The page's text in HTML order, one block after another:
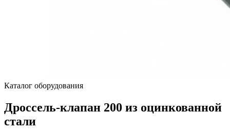
Каталог оборудования
Дроссель-клапан 200 из оцинкованной
стали